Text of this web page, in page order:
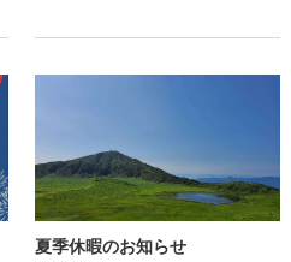
社までご相談下さい！
夏季休暇のお知らせ